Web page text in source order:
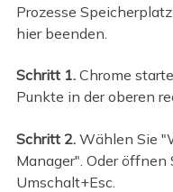
Prozesse
hier beenden.
Schritt 1. Chrome
Punkte in der oberen
Schritt 2. Wählen Sie
Manager". Oder
Umschalt+Esc.